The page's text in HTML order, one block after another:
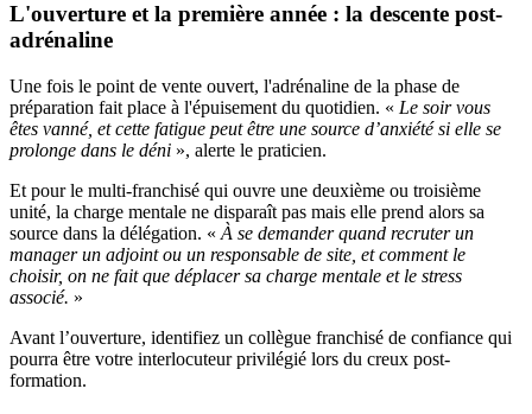
L'ouverture et la première année : la descente post-
adrénaline
Une fois le point de vente ouvert, l'adrénaline de la phase de
préparation fait place à l'épuisement du quotidien. « Le soir vous
êtes vanné, et cette fatigue peut être une source d’anxiété si elle se
prolonge dans le déni », alerte le praticien.
Et pour le multi-franchisé qui ouvre une deuxième ou troisième
unité, la charge mentale ne disparaît pas mais elle prend alors sa
source dans la délégation. « À se demander quand recruter un
manager un adjoint ou un responsable de site, et comment le
choisir, on ne fait que déplacer sa charge mentale et le stress
associé. »
Avant l’ouverture, identifiez un collègue franchisé de confiance qui
pourra être votre interlocuteur privilégié lors du creux post-
formation.